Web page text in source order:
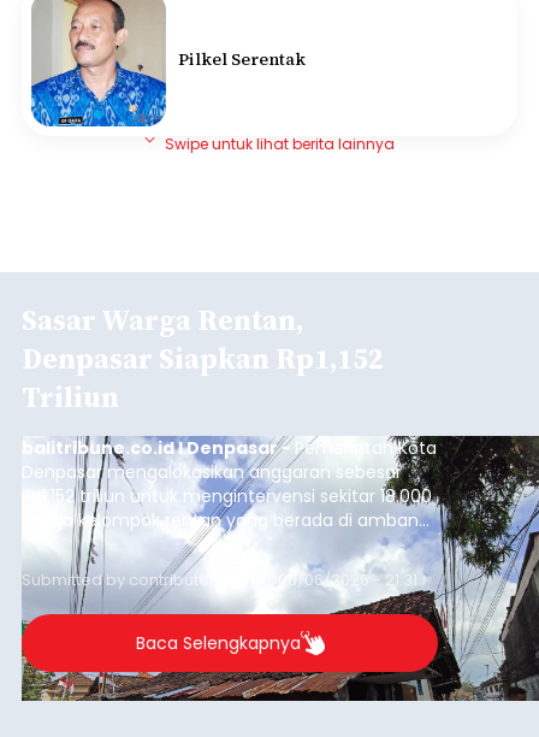
Pilkel Serentak
Swipe untuk lihat berita lainnya
Sasar Warga Rentan,
Denpasar Siapkan Rp1,152
Triliun
balitribune.co.id I Denpasar - Pemerintah Kota
Denpasar mengalokasikan anggaran sebesar
Rp1,152 triliun untuk mengintervensi sekitar 18.000
warga kelompok rentan yang berada di ambang
garis kemiskinan. Langkah strategis ini diambil
guna menjaga masyarakat yang berada pada
kelompok desil 5 dan 6 tersebut agar tidak
merosot ke kategori miskin.
Submitted by contributor Thu, 08/06/2026 - 21:31
Baca Selengkapnya